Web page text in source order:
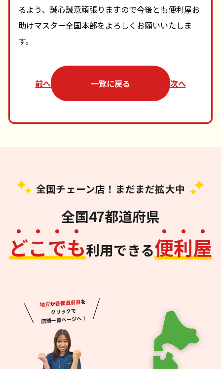
るよう、誠心誠意頑張りますので今後とも便利屋お
助けマスター全国本部をよろしくお願いいたしま
す。
前へ 一覧に戻る 次へ
全国チェーン店！まだまだ拡大中
全国47都道府県
どこでも利用できる便利屋